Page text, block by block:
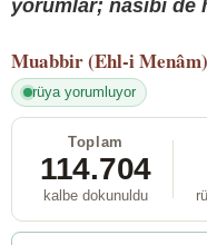
yorumlar; nasibi de
Muabbir (Ehl-i Menâm)
rüya yorumluyor
Toplam
114.704
kalbe dokunuldu